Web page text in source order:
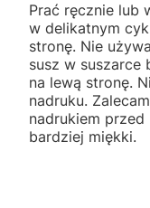
Prać ręcznie lub
w delikatnym
stronę. Nie
susz w suszarce
na lewą stronę.
nadruku.
nadrukiem przed
bardziej miękki.